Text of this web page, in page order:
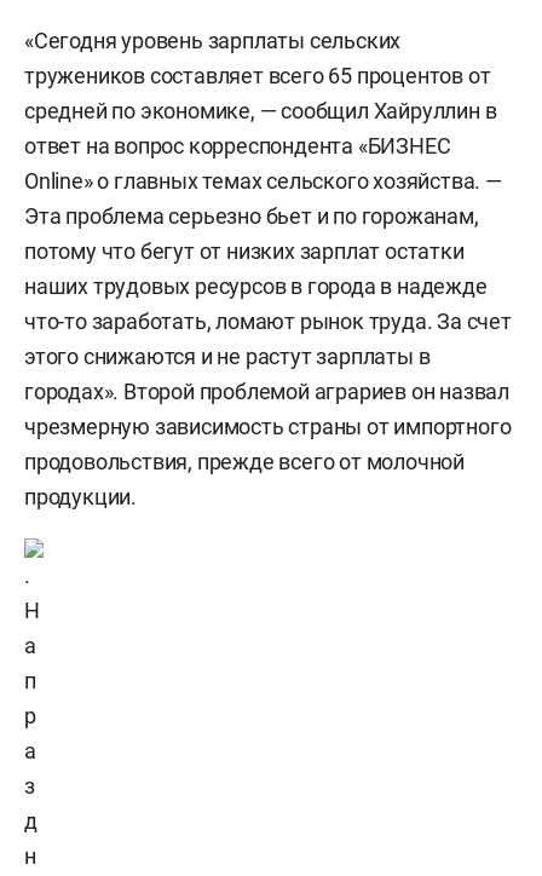
«Сегодня уровень зарплаты сельских
тружеников составляет всего 65 процентов от
средней по экономике, — сообщил Хайруллин в
ответ на вопрос корреспондента «БИЗНЕС
Online» о главных темах сельского хозяйства. —
Эта проблема серьезно бьет и по горожанам,
потому что бегут от низких зарплат остатки
наших трудовых ресурсов в города в надежде
что-то заработать, ломают рынок труда. За счет
этого снижаются и не растут зарплаты в
городах». Второй проблемой аграриев он назвал
чрезмерную зависимость страны от импортного
продовольствия, прежде всего от молочной
продукции.
Н
а
п
р
а
з
д
н